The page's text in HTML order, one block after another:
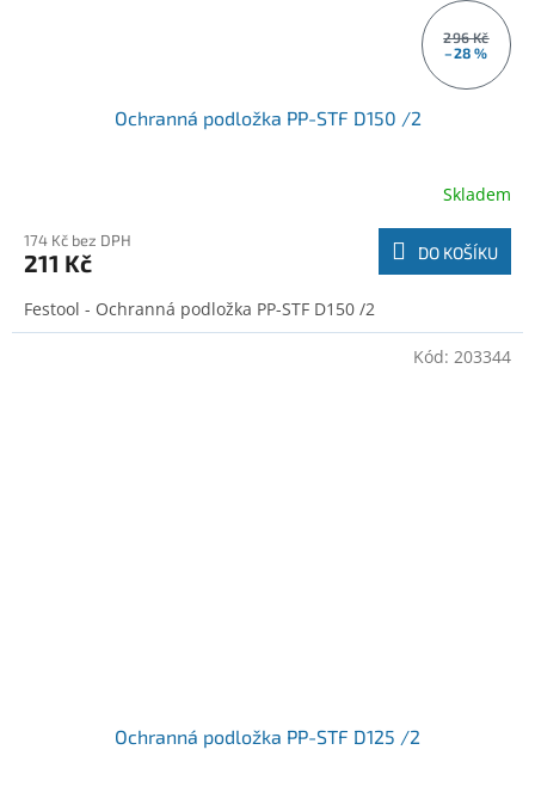
296 Kč
–28 %
Ochranná podložka PP-STF D150 /2
Skladem
174 Kč bez DPH
211 Kč DO KOŠÍKU
Festool - Ochranná podložka PP-STF D150 /2
Ochranná podložka PP-STF D125 /2
Kód: 203344